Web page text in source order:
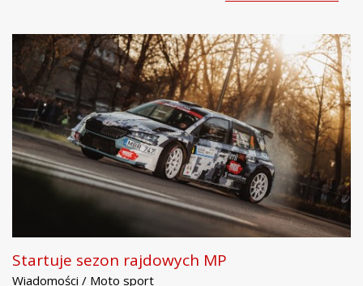
Startuje sezon rajdowych MP
Wiadomości / Moto sport